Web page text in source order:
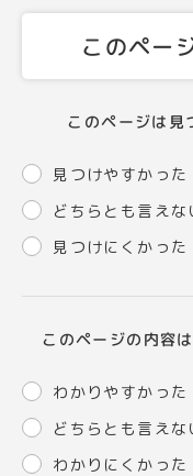
このペー
このページは見
見つけやすかった
どちらとも言えな
見つけにくかった
このページの内容
わかりやすかった
どちらとも言えな
わかりにくかった